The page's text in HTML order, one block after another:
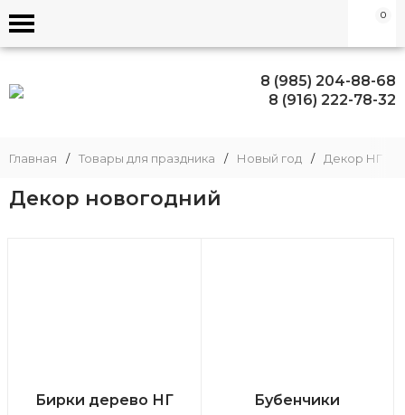
0
8 (985) 204-88-68
8 (916) 222-78-32
Главная / Товары для праздника / Новый год / Декор НГ
Декор новогодний
Бирки дерево НГ Бубенчики